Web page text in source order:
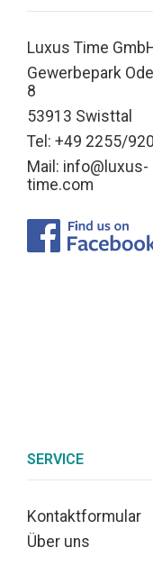
Luxus Time GmbH
Gewerbepark
8
53913 Swisttal
Tel: +49 2255/
Mail: info@luxus-
time.com
SERVICE
Kontaktformular
Über uns